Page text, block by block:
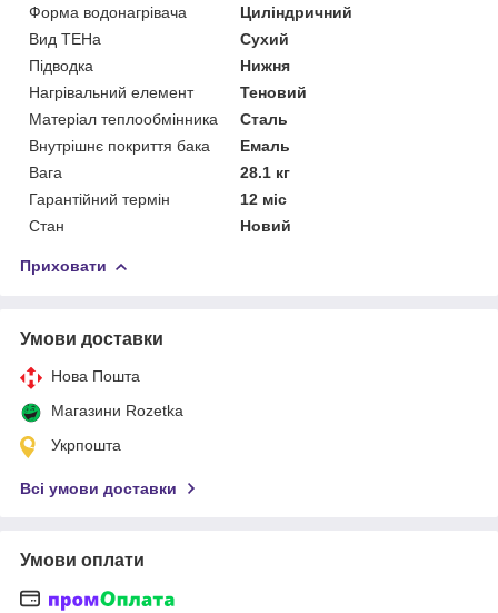
Форма водонагрівача
Циліндричний
Вид ТЕНа
Сухий
Підводка
Нижня
Нагрівальний елемент
Теновий
Матеріал теплообмінника
Сталь
Внутрішнє покриття бака
Емаль
Вага
28.1 кг
Гарантійний термін
12 міс
Стан
Новий
Приховати
Умови доставки
Нова Пошта
Магазини Rozetka
Укрпошта
Всі умови доставки
Умови оплати